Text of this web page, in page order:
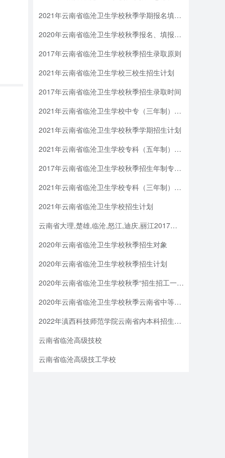
2021年云南省临沧卫生学校秋季学期报名填报志愿
2020年云南省临沧卫生学校秋季报名、填报志愿与录取
2017年云南省临沧卫生学校秋季招生录取原则
2021年云南省临沧卫生学校三校生招生计划
2017年云南省临沧卫生学校秋季招生录取时间
2021年云南省临沧卫生学校中专（三年制）招生计划
2021年云南省临沧卫生学校秋季学期招生计划
2021年云南省临沧卫生学校专科（五年制）招生计划
2017年云南省临沧卫生学校秋季招生年制专科录取工作由相关高职高专学校完成
2021年云南省临沧卫生学校专科（三年制）招生计划
2021年云南省临沧卫生学校招生计划
云南省大理,楚雄,临沧,怒江,迪庆,丽江2017年高中,中专,招生统一考试化学样卷,二,试题卷
2020年云南省临沧卫生学校秋季招生对象
2020年云南省临沧卫生学校秋季招生计划
2020年云南省临沧卫生学校秋季“招生招工一体化”
2020年云南省临沧卫生学校秋季云南省中等职业学校秋季招生网上录取日程安排
2022年滇西科技师范学院云南省内本科招生计划
云南省临沧高级技校
云南省临沧高级技工学校